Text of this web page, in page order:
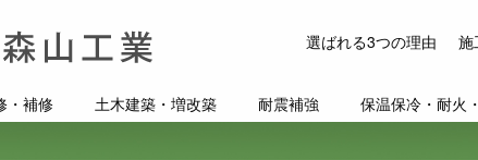
選ばれる3つの理由 施
・補修 土木建築・増改築 耐震補強 保温保冷・耐火